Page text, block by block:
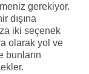
gerekiyor.
dışına
iki seçenek
olarak yol ve
bunların